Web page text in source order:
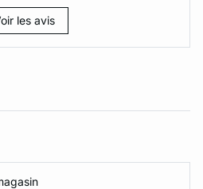
les avis